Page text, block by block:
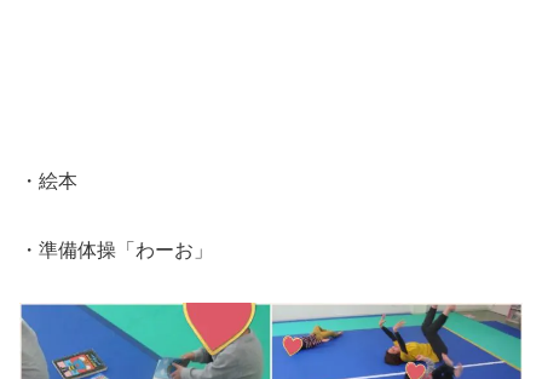
・絵本
・準備体操「わーお」